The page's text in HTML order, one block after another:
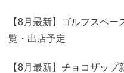
【8月最新】ゴルフスペ
覧・出店予定
【8月最新】チョコザッ